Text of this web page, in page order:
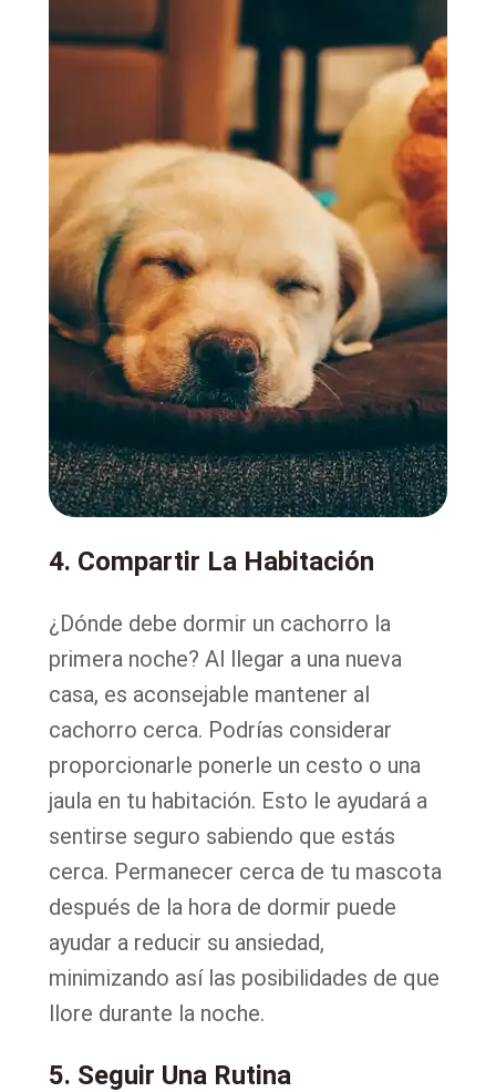
4. Compartir La Habitación
¿Dónde debe dormir un cachorro la
primera noche? Al llegar a una nueva
casa, es aconsejable mantener al
cachorro cerca. Podrías considerar
proporcionarle ponerle un cesto o una
jaula en tu habitación. Esto le ayudará a
sentirse seguro sabiendo que estás
cerca. Permanecer cerca de tu mascota
después de la hora de dormir puede
ayudar a reducir su ansiedad,
minimizando así las posibilidades de que
llore durante la noche.
5. Seguir Una Rutina